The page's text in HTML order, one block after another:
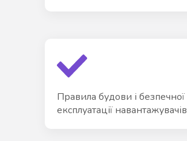
Правила будови і безпечної
експлуатації навантажувачів